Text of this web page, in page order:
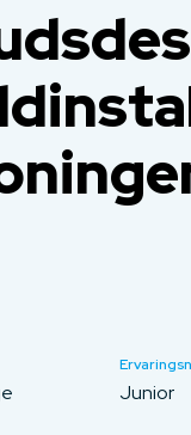
Junior